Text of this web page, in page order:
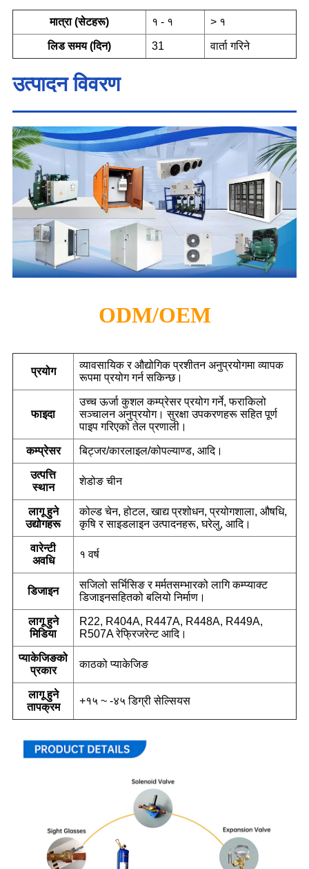
मात्रा (सेटहरू) १ - १ > १
लिड समय (दिन) 31 वार्ता गरिने
उत्पादन विवरण
ODM/OEM
प्रयोग
व्यावसायिक र औद्योगिक प्रशीतन अनुप्रयोगमा व्यापक
रूपमा प्रयोग गर्न सकिन्छ।
फाइदा
उच्च ऊर्जा कुशल कम्प्रेसर प्रयोग गर्ने, फराकिलो
सञ्चालन अनुप्रयोग। सुरक्षा उपकरणहरू सहित पूर्ण
पाइप गरिएको तेल प्रणाली।
कम्प्रेसर बिट्जर/कारलाइल/कोपल्याण्ड, आदि।
उत्पत्ति
स्थान
शेडोङ चीन
लागू हुने
उद्योगहरू
कोल्ड चेन, होटल, खाद्य प्रशोधन, प्रयोगशाला, औषधि,
कृषि र साइडलाइन उत्पादनहरू, घरेलु, आदि।
वारेन्टी
अवधि
१ वर्ष
डिजाइन
सजिलो सर्भिसिङ र मर्मतसम्भारको लागि कम्प्याक्ट
डिजाइनसहितको बलियो निर्माण।
लागू हुने
मिडिया
R22, R404A, R447A, R448A, R449A,
R507A रेफ्रिजरेन्ट आदि।
प्याकेजिङको
प्रकार
काठको प्याकेजिङ
लागू हुने
तापक्रम
+१५ ~ -४५ डिग्री सेल्सियस